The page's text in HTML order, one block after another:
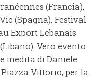
(Francia),
(Spagna), Festival
Export Lebanais
Vero evento
inedita di Daniele
Vittorio, per la